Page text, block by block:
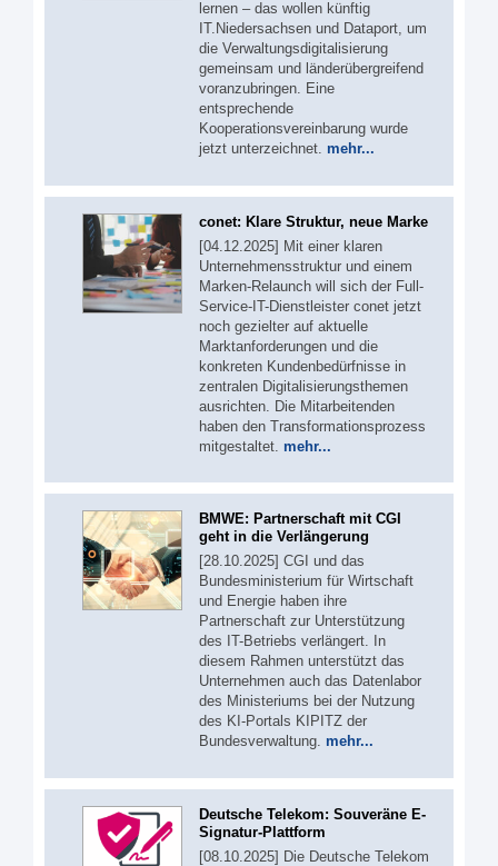
lernen – das wollen künftig
IT.Niedersachsen und Dataport, um
die Verwaltungsdigitalisierung
gemeinsam und länderübergreifend
voranzubringen. Eine
entsprechende
Kooperationsvereinbarung wurde
jetzt unterzeichnet. mehr...
conet: Klare Struktur, neue Marke
[04.12.2025] Mit einer klaren
Unternehmensstruktur und einem
Marken-Relaunch will sich der Full-
Service-IT-Dienstleister conet jetzt
noch gezielter auf aktuelle
Marktanforderungen und die
konkreten Kundenbedürfnisse in
zentralen Digitalisierungsthemen
ausrichten. Die Mitarbeitenden
haben den Transformationsprozess
mitgestaltet. mehr...
BMWE: Partnerschaft mit CGI
geht in die Verlängerung
[28.10.2025] CGI und das
Bundesministerium für Wirtschaft
und Energie haben ihre
Partnerschaft zur Unterstützung
des IT-Betriebs verlängert. In
diesem Rahmen unterstützt das
Unternehmen auch das Datenlabor
des Ministeriums bei der Nutzung
des KI-Portals KIPITZ der
Bundesverwaltung. mehr...
Deutsche Telekom: Souveräne E-
Signatur-Plattform
[08.10.2025] Die Deutsche Telekom